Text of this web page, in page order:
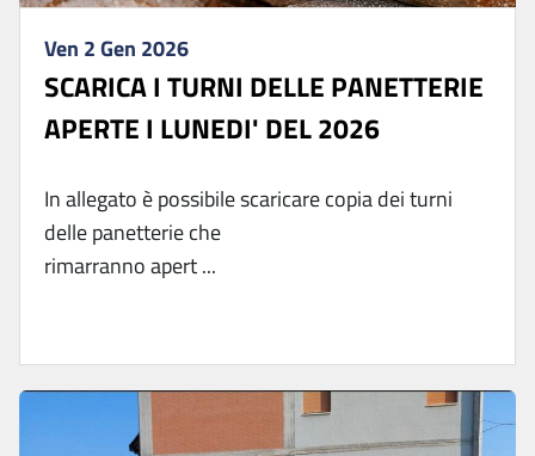
Ven 2 Gen 2026
SCARICA I TURNI DELLE PANETTERIE
APERTE I LUNEDI' DEL 2026
In allegato è possibile scaricare copia dei turni
delle panetterie che
rimarranno apert ...